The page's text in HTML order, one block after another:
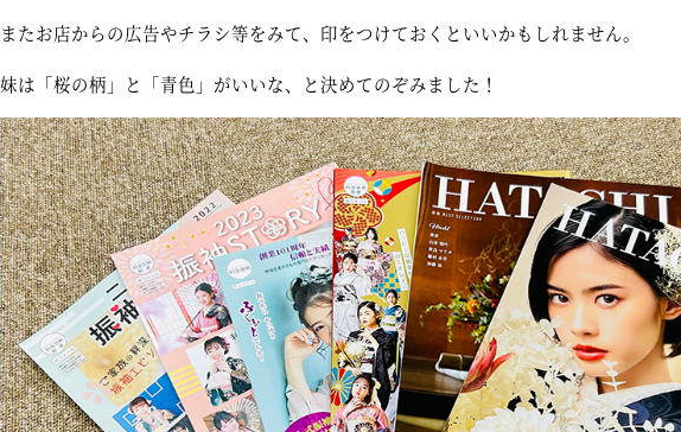
またお店からの広告やチラシ等をみて、印をつけておくといいかもしれません。
妹は「桜の柄」と「青色」がいいな、と決めてのぞみました！